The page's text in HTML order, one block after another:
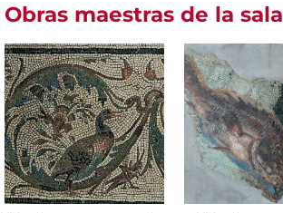
Obras maestras de la sala